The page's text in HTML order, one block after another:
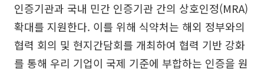
인증기관과 국내 민간 인증기관 간의 상호인정(MRA)
확대를 지원한다. 이를 위해 식약처는 해외 정부와의
협력 회의 및 현지간담회를 개최하여 협력 기반 강화
를 통해 우리 기업이 국제 기준에 부합하는 인증을 원